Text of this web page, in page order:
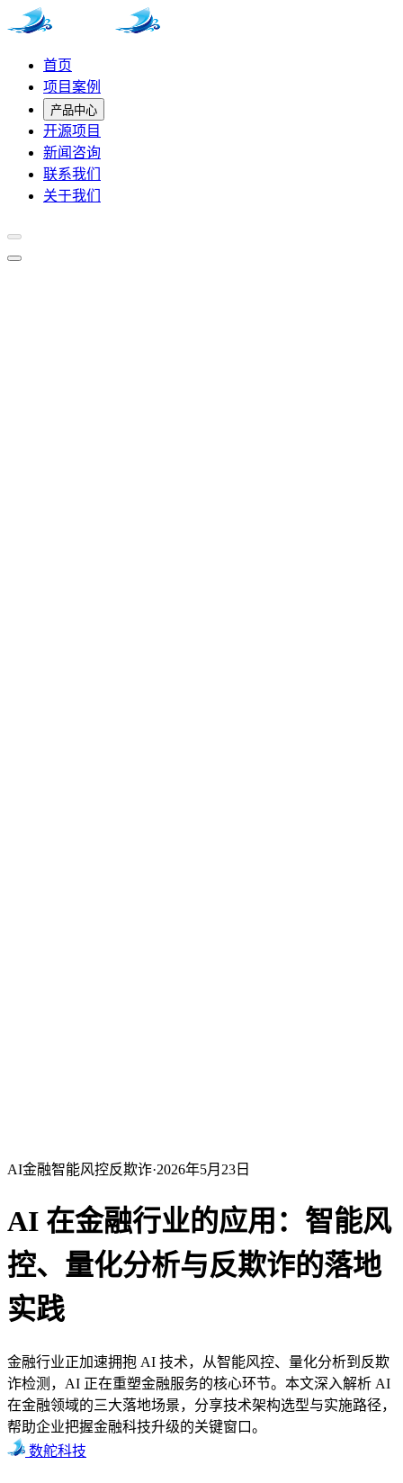
首页
项目案例
产品中心
开源项目
新闻咨询
联系我们
关于我们
AI金融智能风控反欺诈·2026年5月23日
AI 在金融行业的应用：智能风
控、量化分析与反欺诈的落地
实践
金融行业正加速拥抱 AI 技术，从智能风控、量化分析到反欺
诈检测，AI 正在重塑金融服务的核心环节。本文深入解析 AI
在金融领域的三大落地场景，分享技术架构选型与实施路径，
帮助企业把握金融科技升级的关键窗口。
数舵科技